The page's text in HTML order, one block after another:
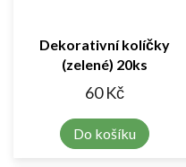
Dekorativní kolíčky
(zelené) 20ks
60 Kč
Do košíku